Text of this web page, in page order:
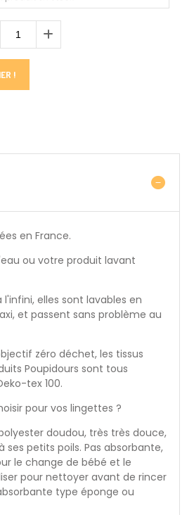
!
en France.
ou votre produit lavant
l'infini, elles sont lavables en
et passent sans problème au
zéro déchet, les tissus
Poupidours sont tous
tex 100.
pour vos lingettes ?
doudou, très très douce,
petits poils. Pas absorbante,
le change de bébé et le
pour nettoyer avant de rincer
type éponge ou